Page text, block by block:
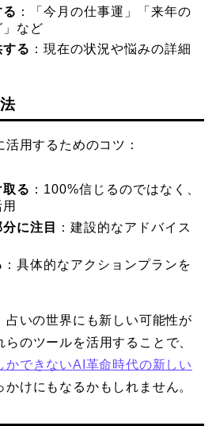
：「今月の仕事運」「来年の
など
る ：現在の状況や悩みの詳細
用するためのコツ：
る ：100%信じるのではなく、
に注目
：建設的なアドバイス
：具体的なアクションプランを
占いの世界にも新しい可能性が
のツールを活用することで、
かできないAI革命時代の新しい
かけにもなるかもしれません。